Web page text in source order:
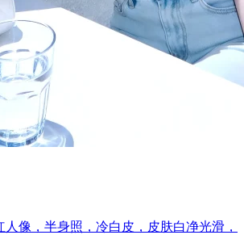
人像，半身照，冷白皮，皮肤白净光滑，